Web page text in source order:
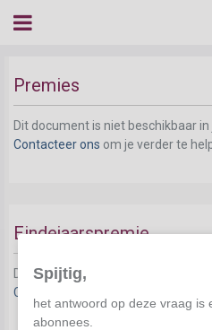
Premies
Dit document is niet beschikbaar
Contacteer ons om je verder te
Eindejaarspremie
Dit document is niet beschikbaar
Contacteer ons
Spijtig,
het antwoord op deze vraag is
abonnees.